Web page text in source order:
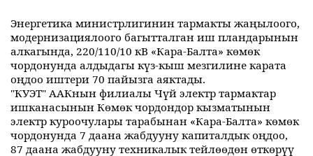
Энергетика министрлигинин тармакты жаңылоого,
модернизациялоого багытталган иш пландарынын
алкагында, 220/110/10 кВ «Кара-Балта» көмөк
чордонунда алдыдагы күз-кыш мезгилине карата
оңдоо иштери 70 пайызга аяктады.
"КУЭТ" ААКнын филиалы Чүй электр тармактар
ишканасынын Көмөк чордондор кызматынын
электр куроочулары тарабынан «Кара-Балта» көмөк
чордонунда 7 даана жабдууну капиталдык оңдоо,
87 даана жабдууну техникалык тейлөөдөн өткөрүү